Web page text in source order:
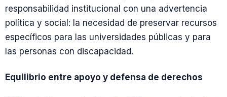
responsabilidad institucional con una advertencia
política y social: la necesidad de preservar recursos
específicos para las universidades públicas y para
las personas con discapacidad.
Equilibrio entre apoyo y defensa de derechos